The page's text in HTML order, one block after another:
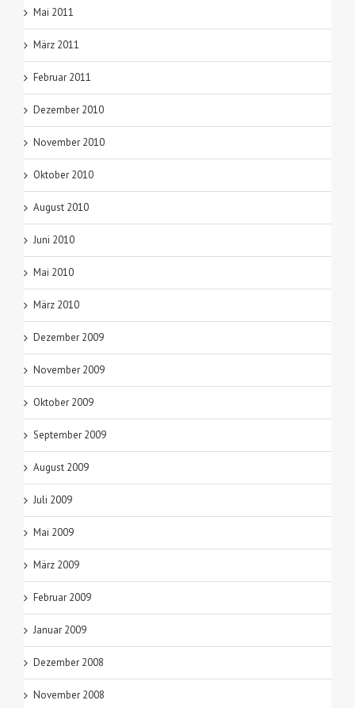
Mai 2011
März 2011
Februar 2011
Dezember 2010
November 2010
Oktober 2010
August 2010
Juni 2010
Mai 2010
März 2010
Dezember 2009
November 2009
Oktober 2009
September 2009
August 2009
Juli 2009
Mai 2009
März 2009
Februar 2009
Januar 2009
Dezember 2008
November 2008